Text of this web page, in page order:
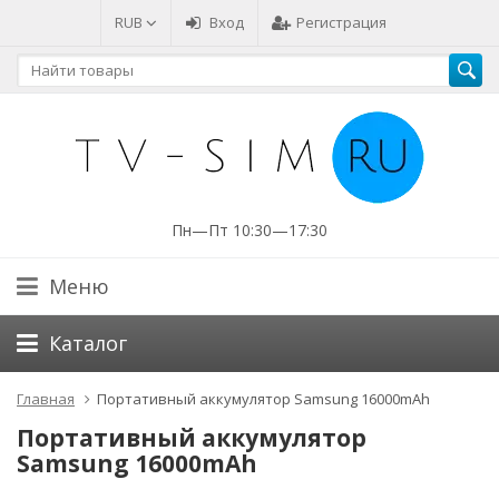
RUB Вход Регистрация
Пн—Пт 10:30—17:30
Меню
Каталог
Главная Портативный аккумулятор Samsung 16000mAh
Портативный аккумулятор
Samsung 16000mAh